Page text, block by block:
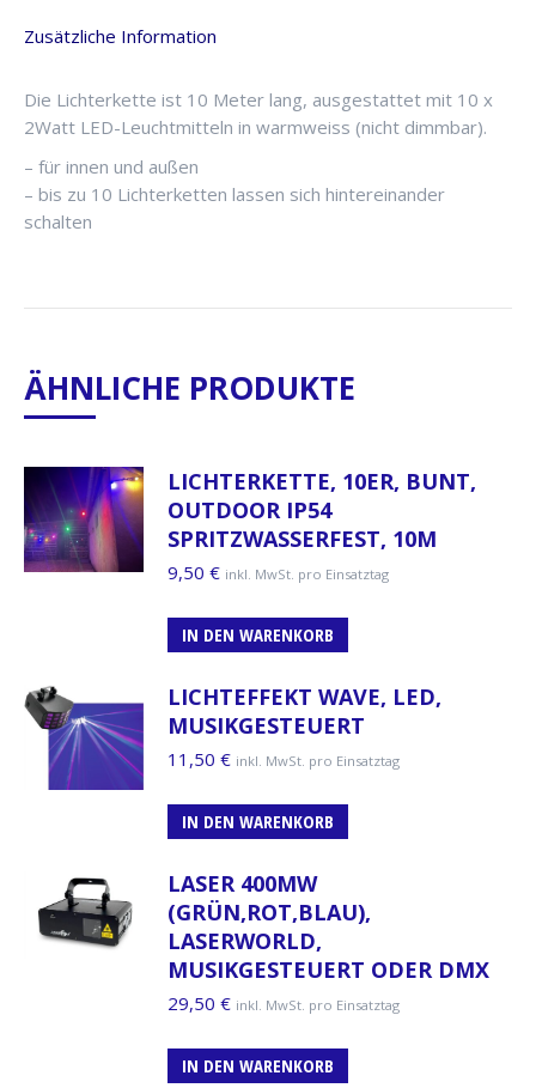
Zusätzliche Information
Die Lichterkette ist 10 Meter lang, ausgestattet mit 10 x
2Watt LED-Leuchtmitteln in warmweiss (nicht dimmbar).
– für innen und außen
– bis zu 10 Lichterketten lassen sich hintereinander
schalten
ÄHNLICHE PRODUKTE
LICHTERKETTE, 10ER, BUNT,
OUTDOOR IP54
SPRITZWASSERFEST, 10M
9,50 € inkl. MwSt. pro Einsatztag
IN DEN WARENKORB
LICHTEFFEKT WAVE, LED,
MUSIKGESTEUERT
11,50 € inkl. MwSt. pro Einsatztag
IN DEN WARENKORB
LASER 400MW
(GRÜN,ROT,BLAU),
LASERWORLD,
MUSIKGESTEUERT ODER DMX
29,50 € inkl. MwSt. pro Einsatztag
IN DEN WARENKORB